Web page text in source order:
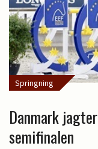
Springning
Danmark
semifinalen